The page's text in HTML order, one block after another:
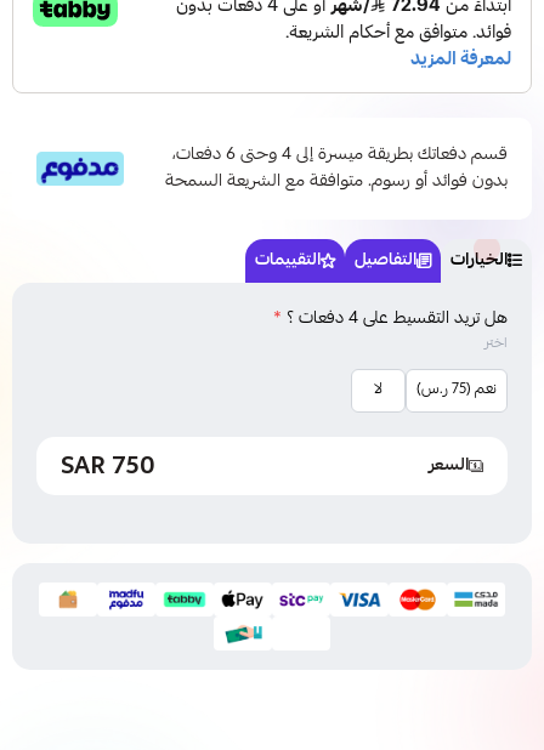
قسم دفعاتك بطريقة ميسرة إلى 4 وحتى 6 دفعات،
بدون فوائد أو رسوم. متوافقة مع الشريعة السمحة
الخيارات التفاصيل التقييمات
هل تريد التقسيط على 4 دفعات ؟ *
اختر
نعم (75 ر.س) لا
السعر 750 SAR